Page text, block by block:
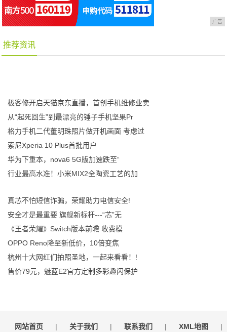
广告
推荐资讯
极客修开启天猫京东直播，首创手机维修业卖
从“起死回生”到最漂亮的锤子手机坚果Pr
格力手机二代董明珠照片做开机画面 考虑过
索尼Xperia 10 Plus首批用户
华为下重本，nova6 5G版加速跌至“
行业最高水准！小米MIX2全陶瓷工艺的加
真芯不怕短信诈骗，荣耀助力电信安全!
安全才是最重要 旗舰新标杆---“芯”无
《王者荣耀》Switch版本前瞻 收费模
OPPO Reno降至新低价，10倍变焦
杭州十大网红们拍照圣地，一起来看看！!
售价79元，魅蓝E2官方定制多彩趣闪保护
网站首页 | 关于我们 | 联系我们 | XML地图 |